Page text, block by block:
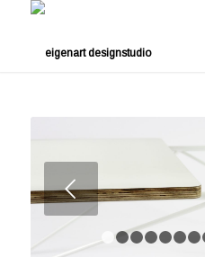
Weiter
1